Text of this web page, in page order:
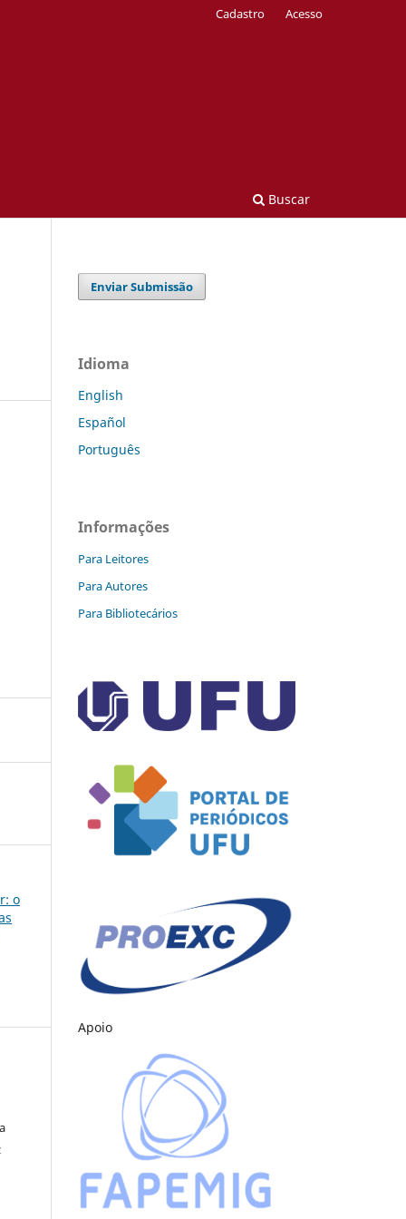
Buscar
Cadastro Acesso
o
Enviar Submissão
Idioma
English
Español
Português
Informações
Para Leitores
Para Autores
Para Bibliotecários
Apoio